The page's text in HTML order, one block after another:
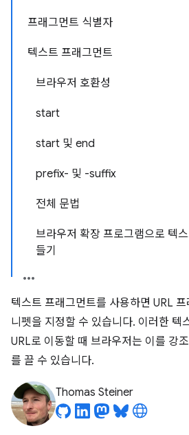
프래그먼트 식별자
텍스트 프래그먼트
브라우저 호환성
start
start 및 end
prefix- 및 -suffix
전체 문법
브라우저 확장 프로그램으로 텍
들기
텍스트 프래그먼트를 사용하면 URL
니펫을 지정할 수 있습니다. 이러한 텍
URL로 이동할 때 브라우저는 이를 강
를 끌 수 있습니다.
Thomas Steiner